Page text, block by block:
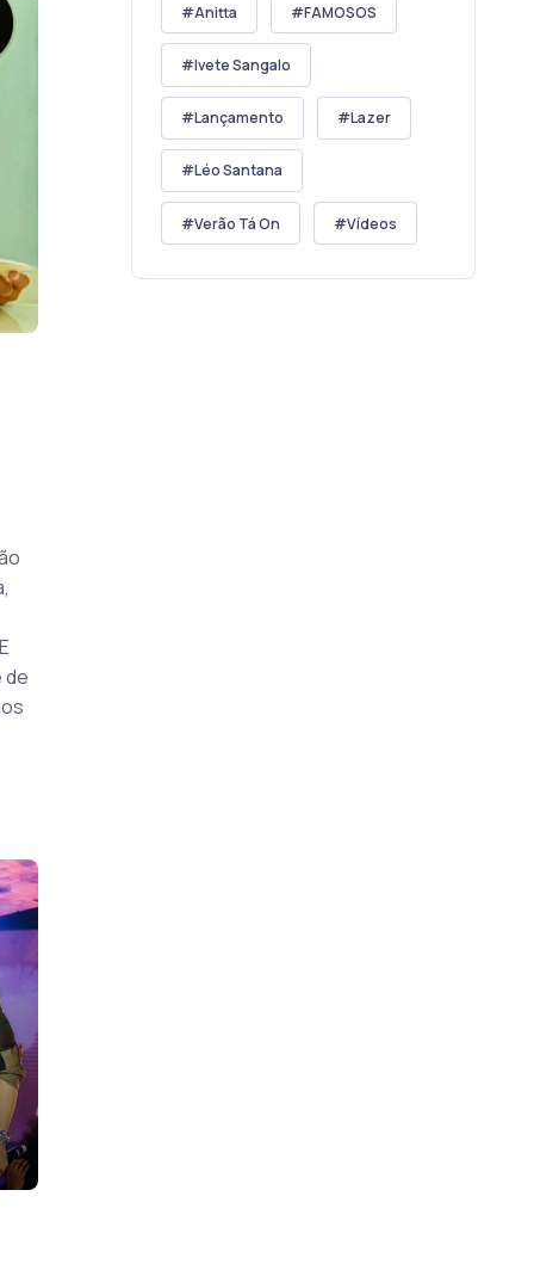
de
Anitta FAMOSOS
Ivete Sangalo
Lançamento Lazer
Léo Santana
Verão Tá On Vídeos